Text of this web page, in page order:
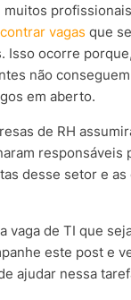
vagas que
Isso ocorre
não
em aberto.
de RH
responsáveis
desse setor e as
vaga de TI que
este post e
ajudar nessa